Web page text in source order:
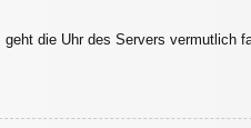
die Uhr des Servers vermutlich